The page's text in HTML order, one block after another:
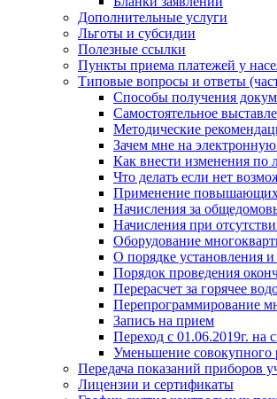
Дополнительные услуги
Льготы и субсидии
Полезные ссылки
Пункты приема платежей у
Типовые вопросы и ответы
Способы получения
Самостоятельное
Методические
Зачем мне на
Как внести изменения по
Что делать если нет
Применение
Начисления за
Начисления при
Оборудование
О порядке установления
Порядок проведения
Перерасчет за горячее
Перепрограммирование
Запись на прием
Переход с 01.06.2019г. на
Уменьшение совокупного
Передача показаний приборов
Лицензии и сертификаты